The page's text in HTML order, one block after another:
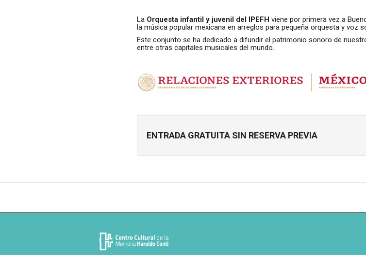
La Orquesta infantil y juvenil del IPEFH viene por primera vez a
la música popular mexicana en arreglos para pequeña orquesta y voz
Este conjunto se ha dedicado a difundir el patrimonio sonoro de
entre otras capitales musicales del mundo.
ENTRADA GRATUITA SIN RESERVA PREVIA